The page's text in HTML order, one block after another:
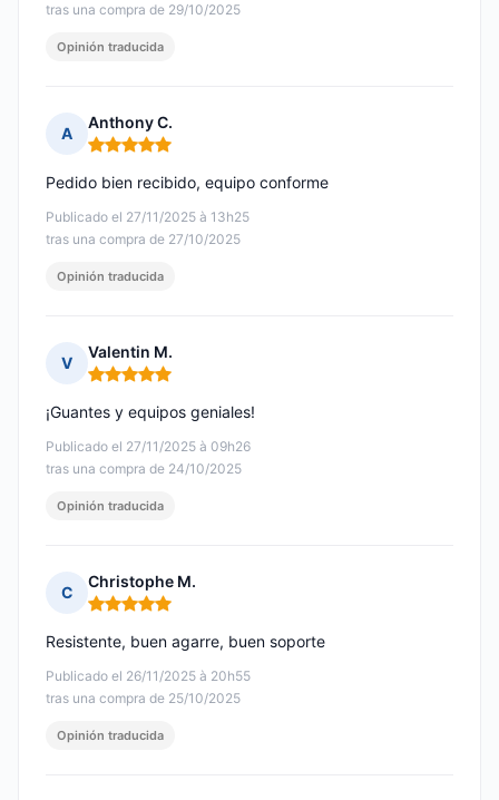
tras una compra de 29/10/2025
Opinión traducida
A
Anthony C.
Nota: 5 de 5
Publicado el 27/11/2025 à 13h25
tras una compra de 27/10/2025
Pedido bien recibido, equipo conforme
Opinión traducida
V
Valentin M.
Nota: 5 de 5
Publicado el 27/11/2025 à 09h26
tras una compra de 24/10/2025
¡Guantes y equipos geniales!
Opinión traducida
C
Christophe M.
Nota: 5 de 5
Publicado el 26/11/2025 à 20h55
tras una compra de 25/10/2025
Resistente, buen agarre, buen soporte
Opinión traducida